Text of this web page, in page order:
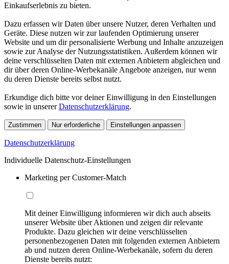
Einkaufserlebnis zu bieten.
Dazu erfassen wir Daten über unsere Nutzer, deren Verhalten und
Geräte. Diese nutzen wir zur laufenden Optimierung unserer
Website und um dir personalisierte Werbung und Inhalte anzuzeigen
sowie zur Analyse der Nutzungsstatistiken. Außerdem können wir
deine verschlüsselten Daten mit externen Anbietern abgleichen und
dir über deren Online-Werbekanäle Angebote anzeigen, nur wenn
du deren Dienste bereits selbst nutzt.
Erkundige dich bitte vor deiner Einwilligung in den Einstellungen
sowie in unsererDatenschutzerklärung.
Zustimmen Nur erforderliche Einstellungen anpassen
Datenschutzerklärung
Individuelle Datenschutz-Einstellungen
Marketing per Customer-Match
Mit deiner Einwilligung informieren wir dich auch abseits
unserer Website über Aktionen und zeigen dir relevante
Produkte. Dazu gleichen wir deine verschlüsselten
personenbezogenen Daten mit folgenden externen Anbietern
ab und nutzen deren Online-Werbekanäle, sofern du deren
Dienste bereits nutzt: